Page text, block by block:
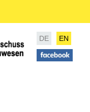
DE EN